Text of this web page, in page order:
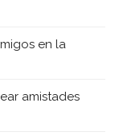
en la
amistades